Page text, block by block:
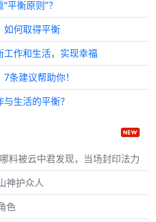
平衡原则”？
如何取得平衡
作和生活，实现幸福
条建议帮助你！
生活的平衡？
料被云中君发现，当场封印法力
神护众人
色